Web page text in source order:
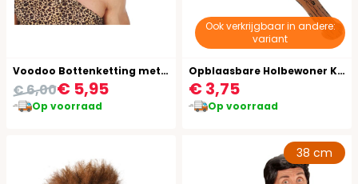
Voodoo Bottenketting met Tanden
€ 5,95
€ 6,00
Op voorraad
Ook verkrijgbaar in andere:
variant
Opblaasbare Holbewoner Knuppel
€ 3,75
Op voorraad
38 cm